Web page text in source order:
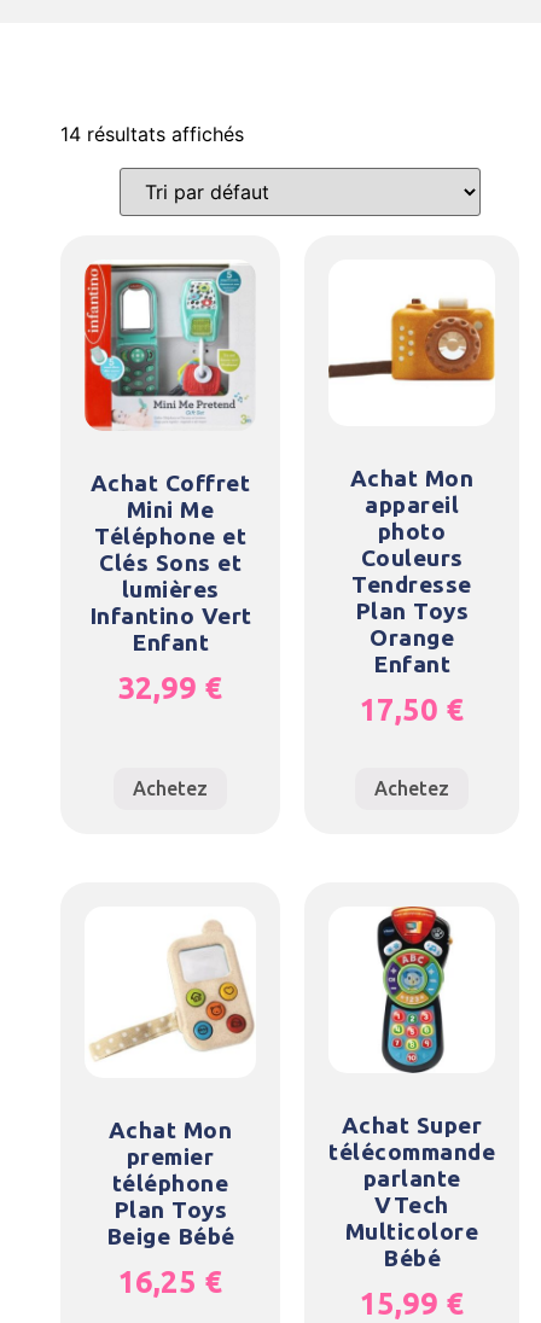
14 résultats affichés
Achat Coffret
Mini Me
Téléphone et
Clés Sons et
lumières
Infantino Vert
Enfant
32,99 €
Achetez
Achat Mon
appareil
photo
Couleurs
Tendresse
Plan Toys
Orange
Enfant
17,50 €
Achetez
Achat Mon
premier
téléphone
Plan Toys
Beige Bébé
16,25 €
Achat Super
télécommande
parlante
VTech
Multicolore
Bébé
15,99 €